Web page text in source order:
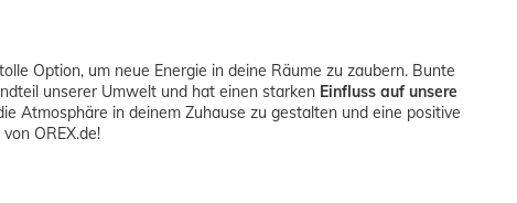
Option, um neue Energie in deine Räume zu zaubern. Bunte
unserer Umwelt und hat einen starken Einfluss auf unsere
Atmosphäre in deinem Zuhause zu gestalten und eine positive
OREX.de!